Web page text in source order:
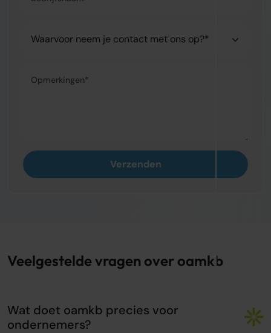
Verzenden
Veelgestelde vragen over oamkb
Wat doet oamkb precies voor
ondernemers?